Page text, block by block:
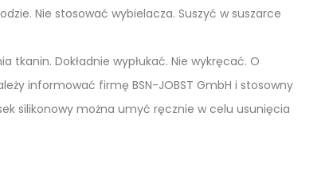
Nie stosować wybielacza. Suszyć w suszarce
tkanin. Dokładnie wypłukać. Nie wykręcać. O
informować firmę BSN-JOBST GmbH i stosowny
silikonowy można umyć ręcznie w celu usunięcia